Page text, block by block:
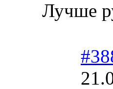
Лучше